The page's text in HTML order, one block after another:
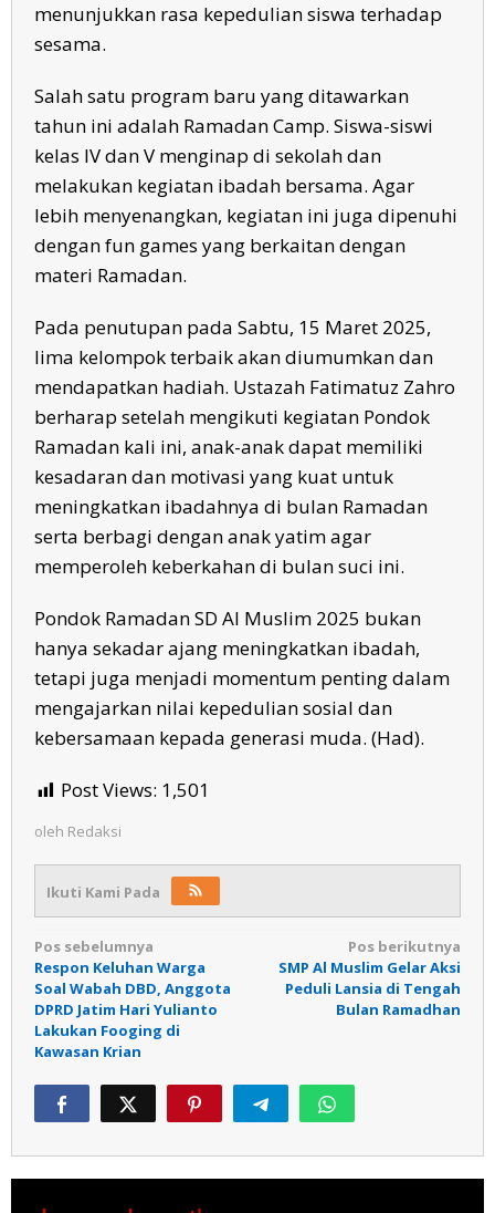
menunjukkan rasa kepedulian siswa terhadap
sesama.
Salah satu program baru yang ditawarkan
tahun ini adalah Ramadan Camp. Siswa-siswi
kelas IV dan V menginap di sekolah dan
melakukan kegiatan ibadah bersama. Agar
lebih menyenangkan, kegiatan ini juga dipenuhi
dengan fun games yang berkaitan dengan
materi Ramadan.
Pada penutupan pada Sabtu, 15 Maret 2025,
lima kelompok terbaik akan diumumkan dan
mendapatkan hadiah. Ustazah Fatimatuz Zahro
berharap setelah mengikuti kegiatan Pondok
Ramadan kali ini, anak-anak dapat memiliki
kesadaran dan motivasi yang kuat untuk
meningkatkan ibadahnya di bulan Ramadan
serta berbagi dengan anak yatim agar
memperoleh keberkahan di bulan suci ini.
Pondok Ramadan SD Al Muslim 2025 bukan
hanya sekadar ajang meningkatkan ibadah,
tetapi juga menjadi momentum penting dalam
mengajarkan nilai kepedulian sosial dan
kebersamaan kepada generasi muda. (Had).
Post Views: 1,501
oleh Redaksi
Ikuti Kami Pada
Navigasi
pos
Pos sebelumnya
Respon Keluhan Warga
Soal Wabah DBD, Anggota
DPRD Jatim Hari Yulianto
Lakukan Fooging di
Kawasan Krian
Pos berikutnya
SMP Al Muslim Gelar Aksi
Peduli Lansia di Tengah
Bulan Ramadhan